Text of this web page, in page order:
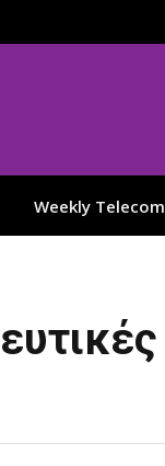
Weekly Telecom